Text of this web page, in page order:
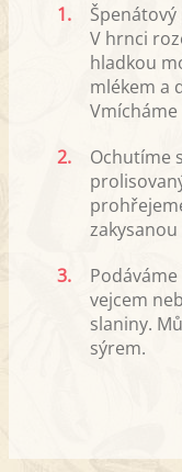
1.
V hrnci
hladkou
mlékem a
2.
Ochutíme
3.
vejcem
slaniny.
sýrem.